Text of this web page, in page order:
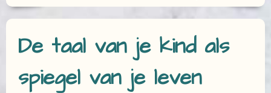
De taal van je kind als
spiegel van je leven